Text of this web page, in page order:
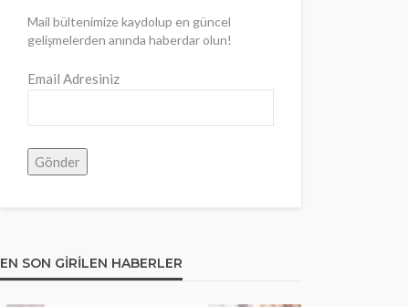
Mail bültenimize kaydolup en güncel
gelişmelerden anında haberdar olun!
Email Adresiniz
EN SON GIRILEN HABERLER